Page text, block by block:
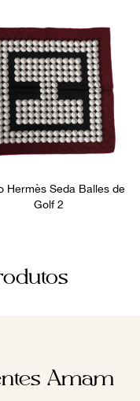
Hermès Seda Balles de
Golf 2
Amam